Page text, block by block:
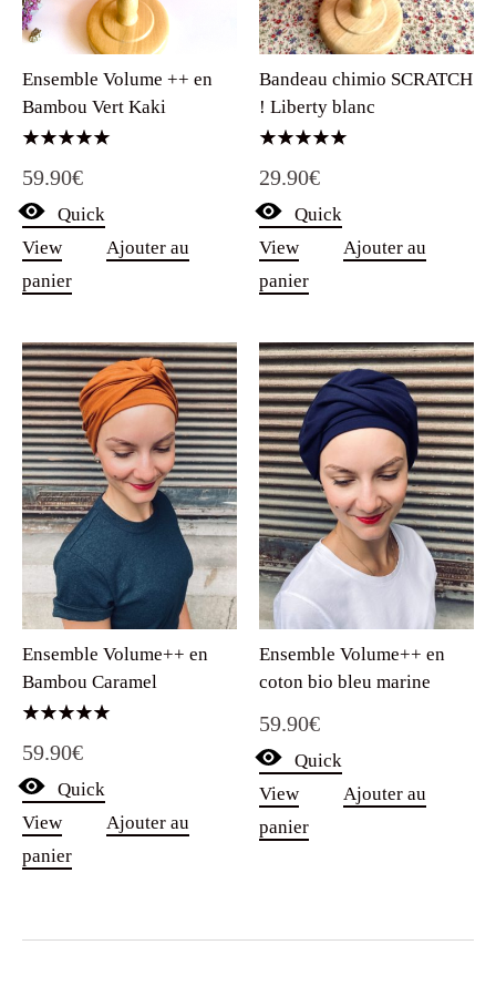
Ensemble Volume ++ en
Bambou Vert Kaki
5.00
sur 5
59.90€
Quick
View
Ajouter au
panier
Bandeau chimio SCRATCH
! Liberty blanc
5.00
29.90€
Quick
View
Ajouter au
panier
Ensemble Volume++ en
Bambou Caramel
5.00
sur 5
59.90€
Quick
View
Ajouter au
panier
Ensemble Volume++ en
coton bio bleu marine
59.90€
Quick
View
Ajouter au
panier